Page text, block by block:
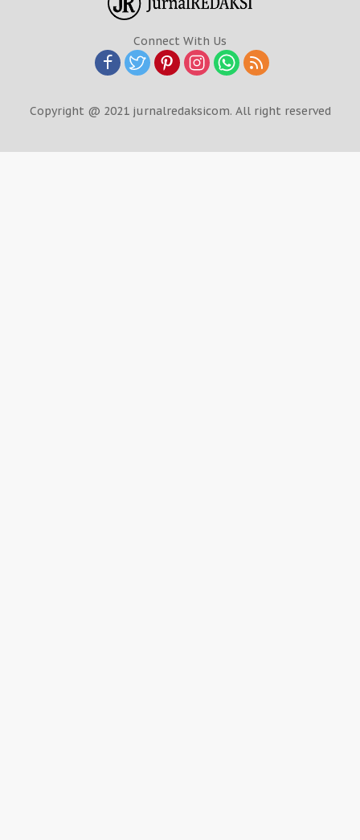
Connect With Us
Copyright @ 2021 jurnalredaksicom. All right reserved